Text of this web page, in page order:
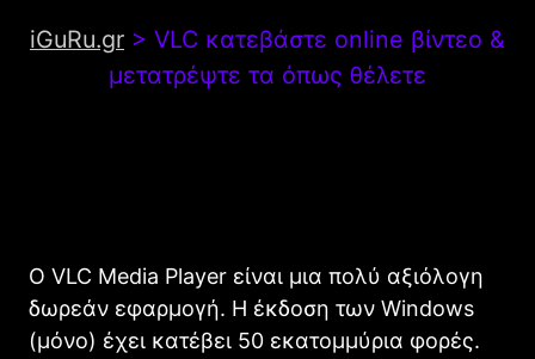
iGuRu.gr > VLC κατεβάστε online βίντεο &
μετατρέψτε τα όπως θέλετε
Ο VLC Media Player είναι μια πολύ αξιόλογη
δωρεάν εφαρμογή. Η έκδοση των Windows
(μόνο) έχει κατέβει 50 εκατομμύρια φορές.